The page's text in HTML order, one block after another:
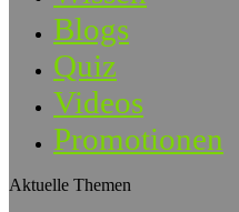
Blogs
Quiz
Videos
Promotionen
Aktuelle Themen